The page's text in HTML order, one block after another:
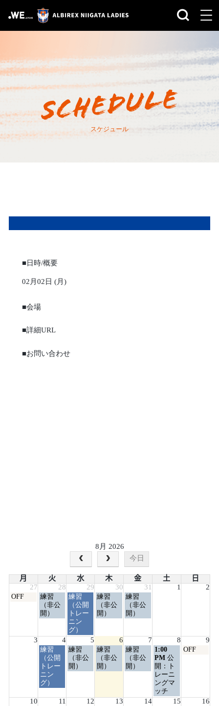
スケジュール
■日時/概要
02月02日 (月)
■会場
■詳細URL
■お問い合わせ
8月 2026
今日
月 火 水 木 金 土
日
27
28 29 30 31 1 2
月
27th
OFF
火
曜
日,
28th
2026
練習
（非公
開）
水
曜
日,
7
月
29th
2026
練習
（公開
トレー
ニン
グ）
木
曜
日,
30th
2026
練習
（非公
開）
金
曜
日,
31st
2026
練習
（非公
開）
3 4 5 6 7 8 9
火
曜
日,
8
月
2026
練習
（公開
トレー
ニン
グ）
水
曜
日,
2026
練習
（非公
開）
木
曜
日,
2026
練習
（非公
開）
金
曜
日,
2026
練習
（非公
開）
土
曜
日,
8
月
8th
2026
1:00
PM 公
開：ト
レーニ
ングマ
ッチ
日
2026
OFF
10 11 12 13 14 15 16